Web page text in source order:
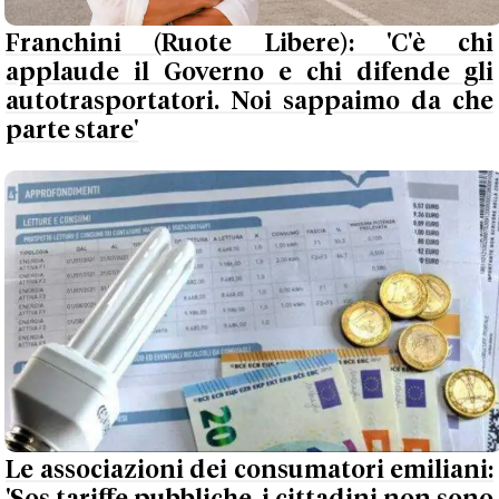
Franchini (Ruote Libere): 'C'è chi
applaude il Governo e chi difende gli
autotrasportatori. Noi sappaimo da che
parte stare'
Le associazioni dei consumatori emiliani: